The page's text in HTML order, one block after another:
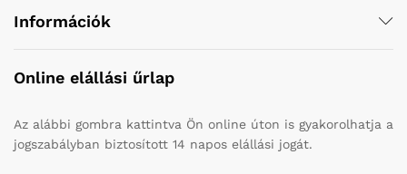
Információk
Online elállási űrlap
Az alábbi gombra kattintva Ön online úton is gyakorolhatja a
jogszabályban biztosított 14 napos elállási jogát.